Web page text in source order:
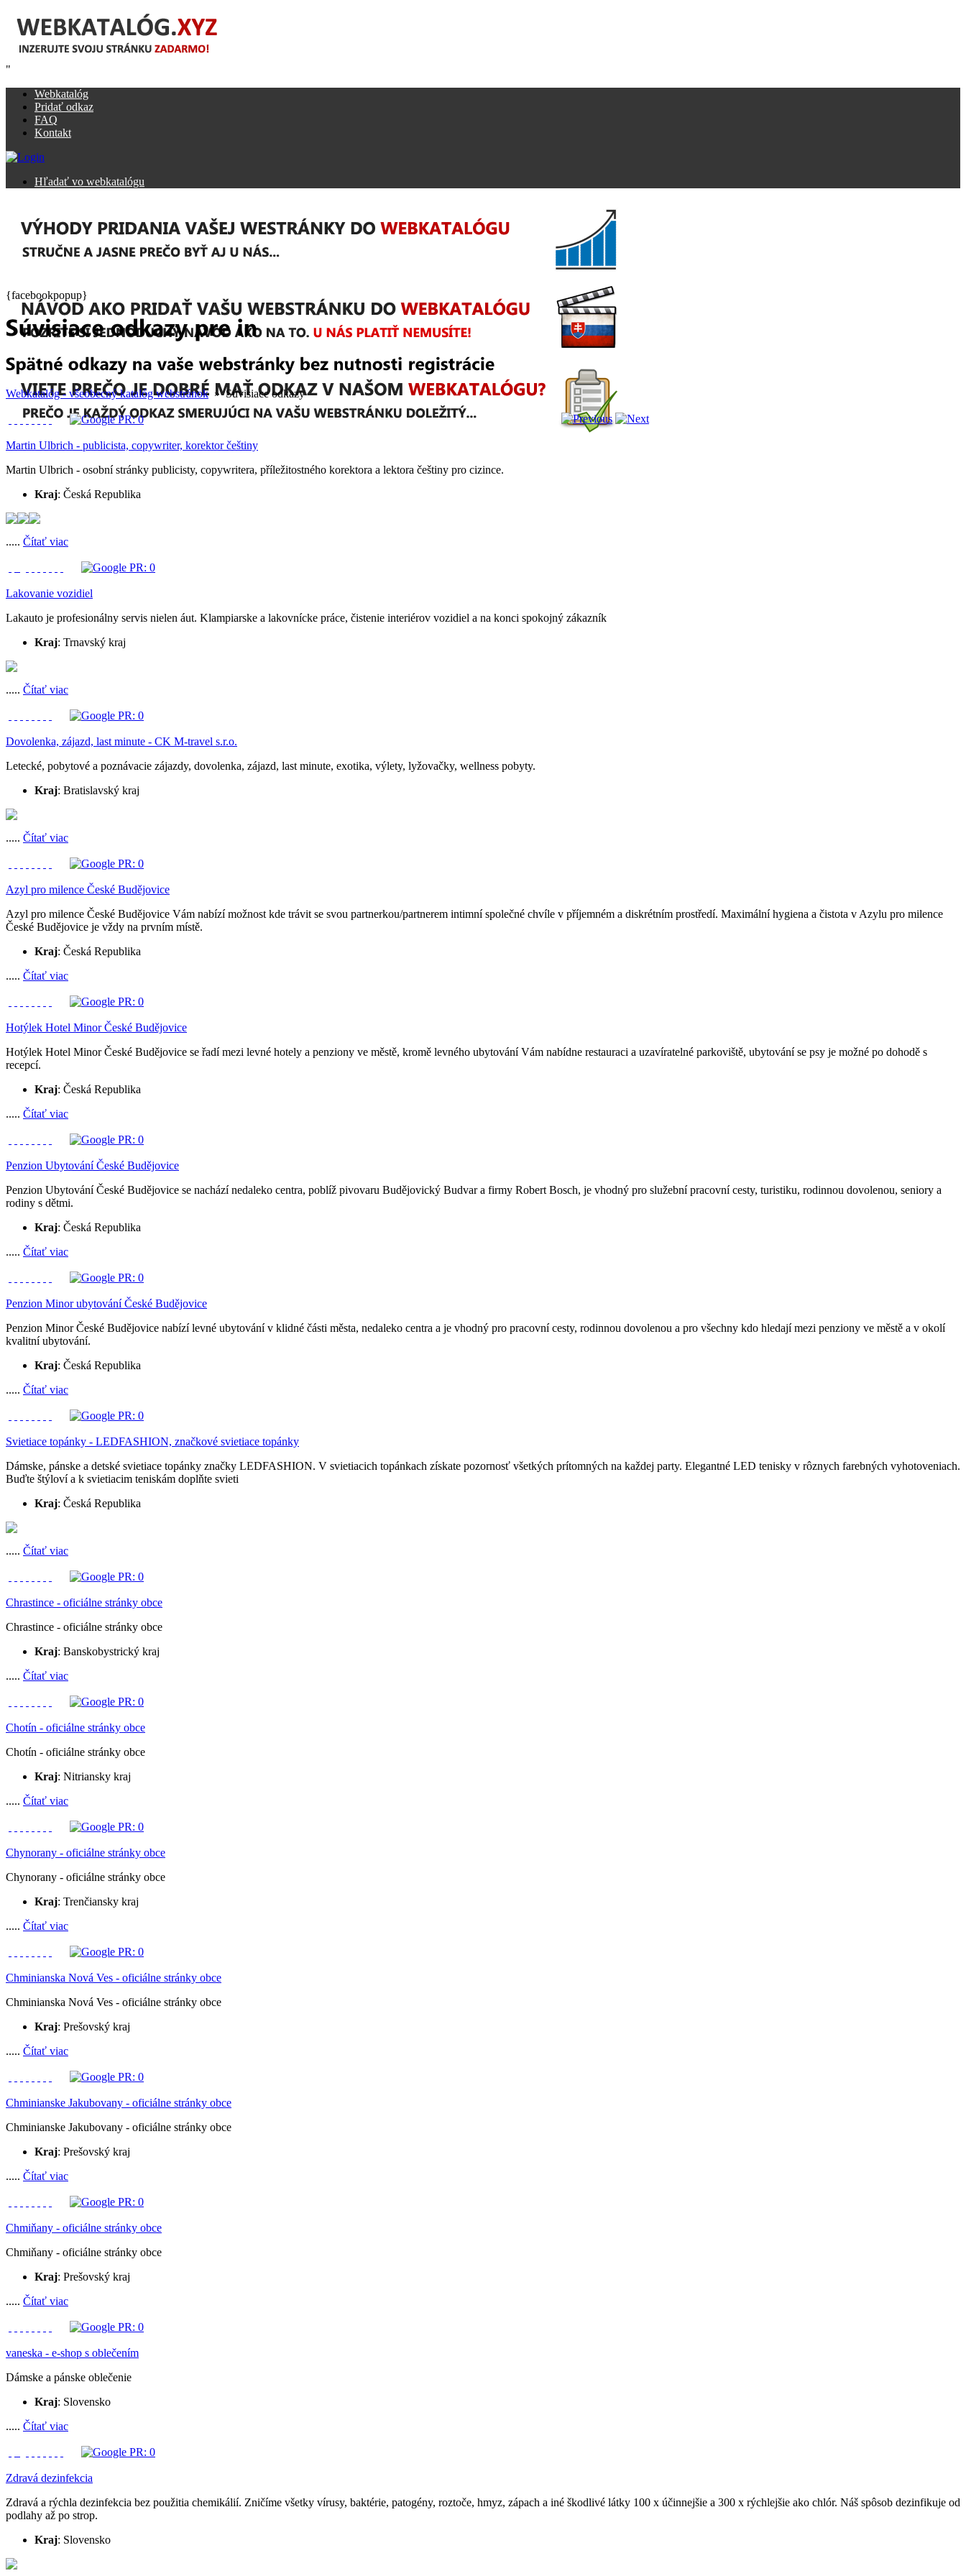
"
Webkatalóg
Pridať odkaz
FAQ
Kontakt
Hľadať vo webkatalógu
{facebookpopup}
Webkatalóg - všeobecný katalóg webstránok» Súvisiace odkazy
Martin Ulbrich - publicista, copywriter, korektor češtiny
Martin Ulbrich - osobní stránky publicisty, copywritera, příležitostného korektora a lektora češtiny pro cizince.
Kraj: Česká Republika
..... Čítať viac
Lakovanie vozidiel
Lakauto je profesionálny servis nielen áut. Klampiarske a lakovnícke práce, čistenie interiérov vozidiel a na konci spokojný zákazník
Kraj: Trnavský kraj
..... Čítať viac
Dovolenka, zájazd, last minute - CK M-travel s.r.o.
Letecké, pobytové a poznávacie zájazdy, dovolenka, zájazd, last minute, exotika, výlety, lyžovačky, wellness pobyty.
Kraj: Bratislavský kraj
..... Čítať viac
Azyl pro milence České Budějovice
Azyl pro milence České Budějovice Vám nabízí možnost kde trávit se svou partnerkou/partnerem intimní společné chvíle v příjemném a diskrétním prostředí. Maximální hygiena a čistota v Azylu pro milence
České Budějovice je vždy na prvním místě.
Kraj: Česká Republika
..... Čítať viac
Hotýlek Hotel Minor České Budějovice
Hotýlek Hotel Minor České Budějovice se řadí mezi levné hotely a penziony ve městě, kromě levného ubytování Vám nabídne restauraci a uzavíratelné parkoviště, ubytování se psy je možné po dohodě s
recepcí.
Kraj: Česká Republika
..... Čítať viac
Penzion Ubytování České Budějovice
Penzion Ubytování České Budějovice se nachází nedaleko centra, poblíž pivovaru Budějovický Budvar a firmy Robert Bosch, je vhodný pro služební pracovní cesty, turistiku, rodinnou dovolenou, seniory a
rodiny s dětmi.
Kraj: Česká Republika
..... Čítať viac
Penzion Minor ubytování České Budějovice
Penzion Minor České Budějovice nabízí levné ubytování v klidné části města, nedaleko centra a je vhodný pro pracovní cesty, rodinnou dovolenou a pro všechny kdo hledají mezi penziony ve městě a v okolí
kvalitní ubytování.
Kraj: Česká Republika
..... Čítať viac
Svietiace topánky - LEDFASHION, značkové svietiace topánky
Dámske, pánske a detské svietiace topánky značky LEDFASHION. V svietiacich topánkach získate pozornosť všetkých prítomných na každej party. Elegantné LED tenisky v rôznych farebných vyhotoveniach.
Buďte štýloví a k svietiacim teniskám doplňte svieti
Kraj: Česká Republika
..... Čítať viac
Chrastince - oficiálne stránky obce
Chrastince - oficiálne stránky obce
Kraj: Banskobystrický kraj
..... Čítať viac
Chotín - oficiálne stránky obce
Chotín - oficiálne stránky obce
Kraj: Nitriansky kraj
..... Čítať viac
Chynorany - oficiálne stránky obce
Chynorany - oficiálne stránky obce
Kraj: Trenčiansky kraj
..... Čítať viac
Chminianska Nová Ves - oficiálne stránky obce
Chminianska Nová Ves - oficiálne stránky obce
Kraj: Prešovský kraj
..... Čítať viac
Chminianske Jakubovany - oficiálne stránky obce
Chminianske Jakubovany - oficiálne stránky obce
Kraj: Prešovský kraj
..... Čítať viac
Chmiňany - oficiálne stránky obce
Chmiňany - oficiálne stránky obce
Kraj: Prešovský kraj
..... Čítať viac
vaneska - e-shop s oblečením
Dámske a pánske oblečenie
Kraj: Slovensko
..... Čítať viac
Zdravá dezinfekcia
Zdravá a rýchla dezinfekcia bez použitia chemikálií. Zničíme všetky vírusy, baktérie, patogény, roztoče, hmyz, zápach a iné škodlivé látky 100 x účinnejšie a 300 x rýchlejšie ako chlór. Náš spôsob dezinfikuje od
podlahy až po strop.
Kraj: Slovensko